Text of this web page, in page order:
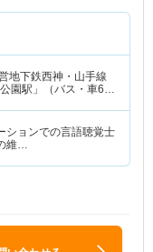
地下鉄西神・山手線
園駅」（バス・車6
ションでの言語聴覚士
維…